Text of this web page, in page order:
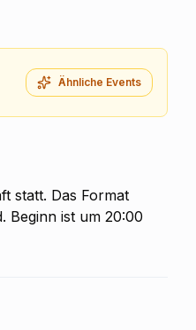
Ähnliche Events
statt. Das Format
Beginn ist um 20:00